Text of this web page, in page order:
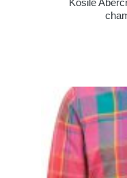
Košile